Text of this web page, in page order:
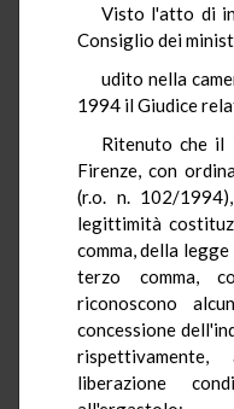
Visto l'atto di
Consiglio dei
udito nella
1994 il Giudice
Ritenuto che il
Firenze, con
(r.o. n. 102/
legittimità
comma, della
terzo comma,
riconoscono
concessione
liberazione